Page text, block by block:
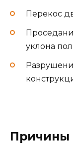
Перекос
уклона
Причины